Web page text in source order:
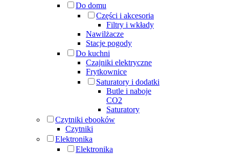
Do domu
Części i akcesoria
Filtry i wkłady
Nawilżacze
Stacje pogody
Do kuchni
Czajniki elektryczne
Frytkownice
Saturatory i dodatki
Butle i naboje
CO2
Saturatory
Czytniki ebooków
Czytniki
Elektronika
Elektronika